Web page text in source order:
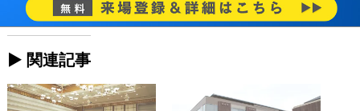
► 関連記事